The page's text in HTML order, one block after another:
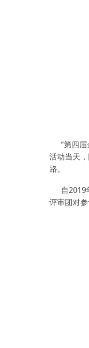
“第四
活动当天
路。
自2019
评审团对